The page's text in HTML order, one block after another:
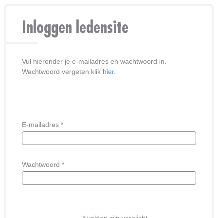
Inloggen ledensite
Vul hieronder je e-mailadres en wachtwoord in.
Wachtwoord vergeten klik hier.
E-mailadres *
Wachtwoord *